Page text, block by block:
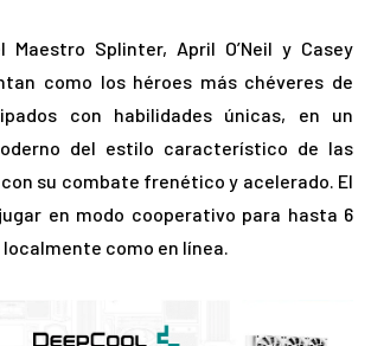
Maestro Splinter, April O’Neil y Casey
como los héroes más chéveres de
con habilidades únicas, en un
del estilo característico de las
su combate frenético y acelerado. El
en modo cooperativo para hasta 6
como en línea.